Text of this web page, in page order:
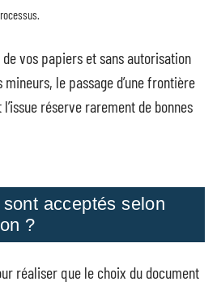
de vos papiers et sans autorisation
le passage d’une frontière
réserve rarement de bonnes
acceptés selon
?
réaliser que le choix du document